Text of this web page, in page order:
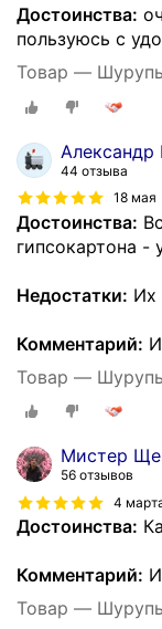
Достоинства:
пользуюсь с
Товар —
Александр
44 отзыва
18 мая
Достоинства:
гипсокартона -
Недостатки: Их
Комментарий:
Товар —
Мистер
56 отзывов
4
Достоинства:
Комментарий:
Товар —